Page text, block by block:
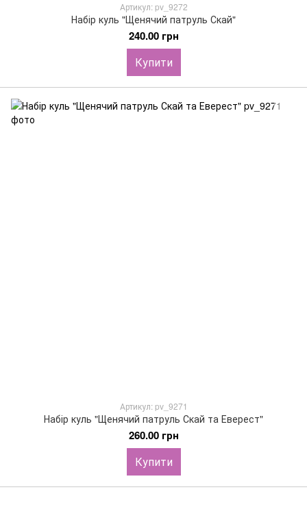
Артикул: pv_9272
Набір куль "Щенячий патруль Скай"
240.00 грн
Купити
Артикул: pv_9271
Набір куль "Щенячий патруль Скай та Еверест"
260.00 грн
Купити